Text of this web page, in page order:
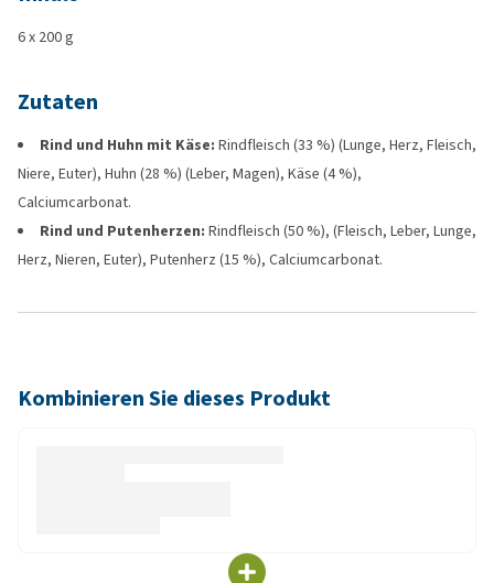
6 x 200 g
Zutaten
Rind und Huhn mit Käse: Rindfleisch (33 %) (Lunge, Herz, Fleisch,
Niere, Euter), Huhn (28 %) (Leber, Magen), Käse (4 %),
Calciumcarbonat.
Rind und Putenherzen: Rindfleisch (50 %), (Fleisch, Leber, Lunge,
Herz, Nieren, Euter), Putenherz (15 %), Calciumcarbonat.
Kombinieren Sie dieses Produkt